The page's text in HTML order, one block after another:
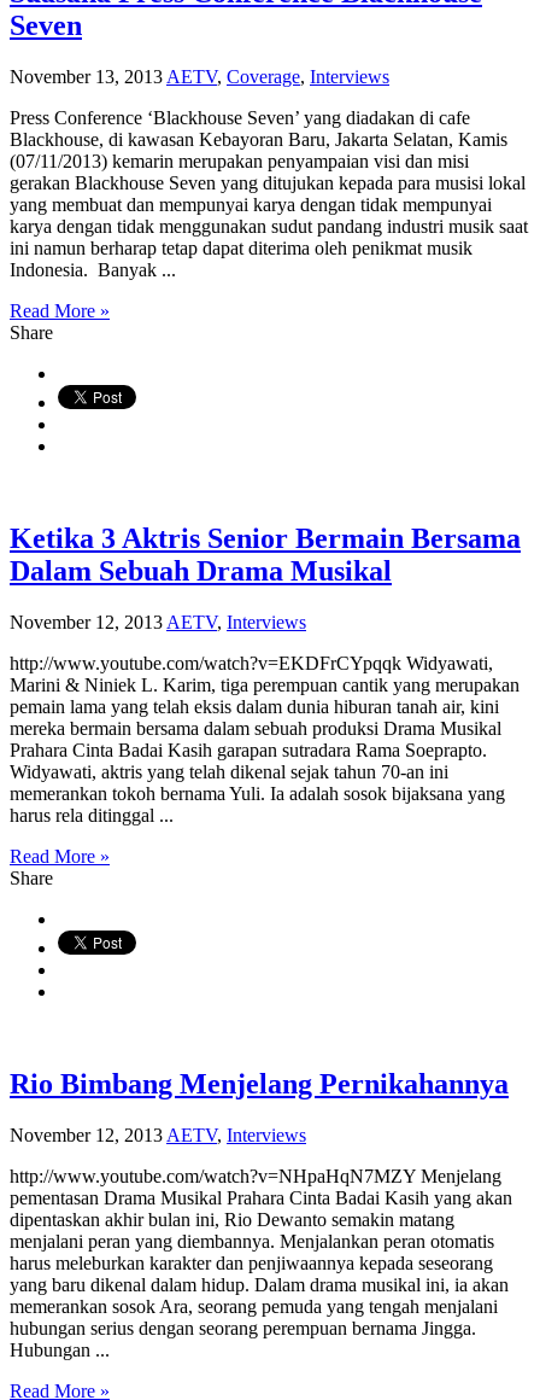
Seven
November 13, 2013 AETV, Coverage, Interviews
Press Conference ‘Blackhouse Seven’ yang diadakan di cafe
Blackhouse, di kawasan Kebayoran Baru, Jakarta Selatan, Kamis
(07/11/2013) kemarin merupakan penyampaian visi dan misi
gerakan Blackhouse Seven yang ditujukan kepada para musisi lokal
yang membuat dan mempunyai karya dengan tidak mempunyai
karya dengan tidak menggunakan sudut pandang industri musik saat
ini namun berharap tetap dapat diterima oleh penikmat musik
Indonesia. Banyak ...
Read More »
Share
Ketika 3 Aktris Senior Bermain Bersama
Dalam Sebuah Drama Musikal
November 12, 2013 AETV, Interviews
http://www.youtube.com/watch?v=EKDFrCYpqqk Widyawati,
Marini & Niniek L. Karim, tiga perempuan cantik yang merupakan
pemain lama yang telah eksis dalam dunia hiburan tanah air, kini
mereka bermain bersama dalam sebuah produksi Drama Musikal
Prahara Cinta Badai Kasih garapan sutradara Rama Soeprapto.
Widyawati, aktris yang telah dikenal sejak tahun 70-an ini
memerankan tokoh bernama Yuli. Ia adalah sosok bijaksana yang
harus rela ditinggal ...
Read More »
Share
Rio Bimbang Menjelang Pernikahannya
November 12, 2013 AETV, Interviews
http://www.youtube.com/watch?v=NHpaHqN7MZY Menjelang
pementasan Drama Musikal Prahara Cinta Badai Kasih yang akan
dipentaskan akhir bulan ini, Rio Dewanto semakin matang
menjalani peran yang diembannya. Menjalankan peran otomatis
harus meleburkan karakter dan penjiwaannya kepada seseorang
yang baru dikenal dalam hidup. Dalam drama musikal ini, ia akan
memerankan sosok Ara, seorang pemuda yang tengah menjalani
hubungan serius dengan seorang perempuan bernama Jingga.
Hubungan ...
Read More »